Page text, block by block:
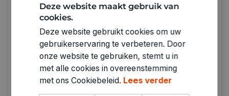
Sparen met De Banier
Spaar bij punten bij elke aankoop.Genoeg
punten = prijzen verzilveren!
Deze website maakt gebruik van
cookies.
Deze website gebruikt cookies om uw
gebruikerservaring te verbeteren. Door
onze website te gebruiken, stemt u in
met alle cookies in overeenstemming
met ons Cookiebeleid. Lees verder